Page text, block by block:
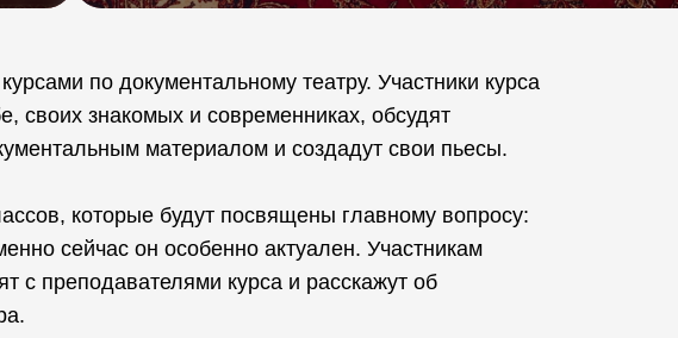
по документальному театру. Участники курса
своих знакомых и современниках, обсудят
материалом и создадут свои пьесы.
которые будут посвящены главному вопросу:
сейчас он особенно актуален. Участникам
с преподавателями курса и расскажут об